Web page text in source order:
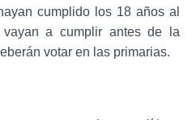
cumplido los 18 años al
a cumplir antes de la
votar en las primarias.